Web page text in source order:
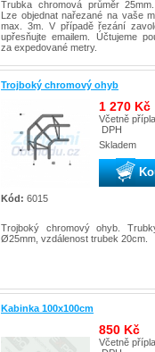
Trubka chromová průměr
Lze objednat nařezané na vaše
max. 3m. V případě řezání
upřesňujte emailem. Účtujeme
za expedované metry.
Trojboký chromový ohyb
1 270 Kč
Včetně
DPH
Skladem
Kód: 6015
Trojboký chromový ohyb.
Ø25mm, vzdálenost trubek 20cm.
Kabinka 100x100cm
850 Kč
Včetně